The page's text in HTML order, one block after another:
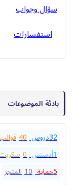
سؤال وجواب
استفسارات
بادئة الموضوعات
32دروس 40قوالب
أدسنس 0 سكربت
حماية10المتجر